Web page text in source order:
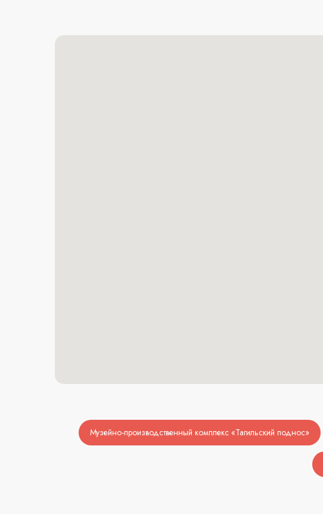
Музейно-производственный комплекс «Тагильский поднос»